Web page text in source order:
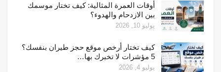
أوقات العمرة المثالية: كيف تختار موسمك
بين الازدحام والهدوء؟
يوليو 10, 2026
كيف تختار أرخص موقع حجز طيران بنفسك؟
5 مؤشرات لا تخبرك بها…
يوليو 4, 2026